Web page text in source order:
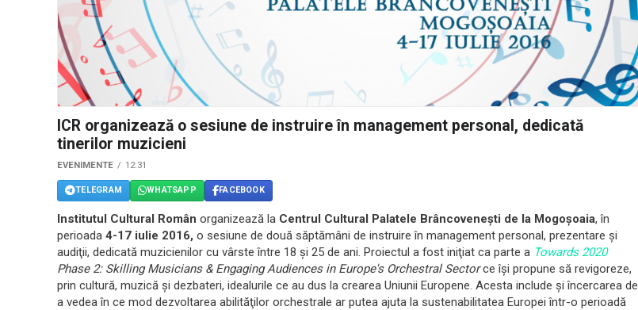
ICR organizează o sesiune de instruire în management personal, dedicată
tinerilor muzicieni
EVENIMENTE 12:31
TELEGRAM WHATSAPP FACEBOOK
Institutul Cultural Român organizează la Centrul Cultural Palatele Brâncoveneşti de la Mogoşoaia, în
perioada 4-17 iulie 2016, o sesiune de două săptămâni de instruire în management personal, prezentare şi
audiţii, dedicată muzicienilor cu vârste între 18 și 25 de ani. Proiectul a fost iniţiat ca parte a Towards 2020
Phase 2: Skilling Musicians & Engaging Audiences in Europe's Orchestral Sector ce îşi propune să revigoreze,
prin cultură, muzică şi dezbateri, idealurile ce au dus la crearea Uniunii Europene. Acesta include şi încercarea de
a vedea în ce mod dezvoltarea abilităţilor orchestrale ar putea ajuta la sustenabilitatea Europei într-o perioadă